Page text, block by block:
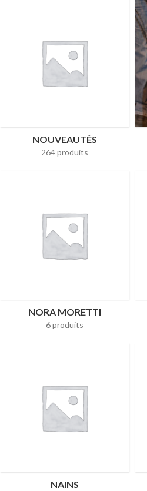
NOUVEAUTÉS
264 produits
NORA MORETTI
6 produits
NAINS